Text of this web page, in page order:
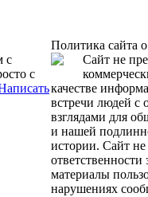
с
с
Политика сайта
Сайт не
качестве
встречи людей с
взглядами для
и нашей
истории. Сайт не
материалы
нарушениях